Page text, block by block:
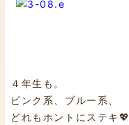
４年生も。
ピンク系、ブルー系、
どれもホントにステキ💖